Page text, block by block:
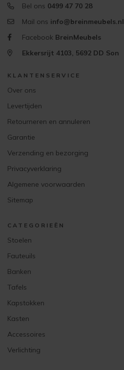
Bel ons 0499 47 70 28
Mail ons info@breinmeubels.nl
Facebook BreinMeubels
Ekkersrijt 4103, 5692 DD Son
KLANTENSERVICE
Over ons
Levertijden
Retourneren en annuleren
Garantie
Verzending en bezorging
Privacyverklaring
Algemene voorwaarden
Sitemap
CATEGORIEËN
Stoelen
Fauteuils
Banken
Tafels
Kapstokken
Kasten
Accessoires
Verlichting